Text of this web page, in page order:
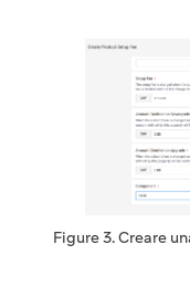
Figure 3. Creare